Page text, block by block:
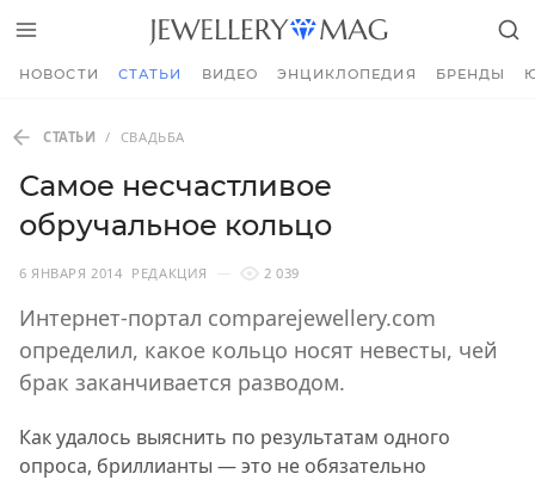
НОВОСТИ СТАТЬИ ВИДЕО ЭНЦИКЛОПЕДИЯ БРЕНДЫ
СТАТЬИ / СВАДЬБА
Самое несчастливое
обручальное кольцо
6 ЯНВАРЯ 2014 РЕДАКЦИЯ 2 039
Интернет-портал comparejewellery.com
определил, какое кольцо носят невесты, чей
брак заканчивается разводом.
Как удалось выяснить по результатам одного
опроса, бриллианты — это не обязательно